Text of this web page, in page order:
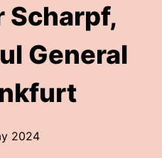
Scharpf,
General
2024